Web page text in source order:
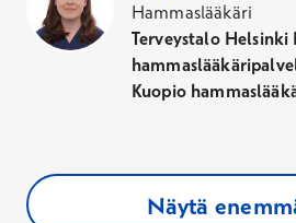
Hammaslääkäri
Terveystalo Helsinki
Kuopio
Näytä